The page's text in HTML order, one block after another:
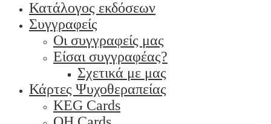
Κατάλογος εκδόσεων
Συγγραφείς
Οι συγγραφείς μας
Είσαι συγγραφέας?
Σχετικά με μας
Κάρτες Ψυχοθεραπείας
KEG Cards